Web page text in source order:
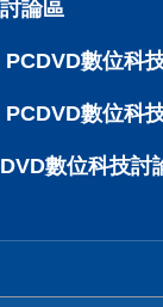
論區
數位科
數位科
數位科技討